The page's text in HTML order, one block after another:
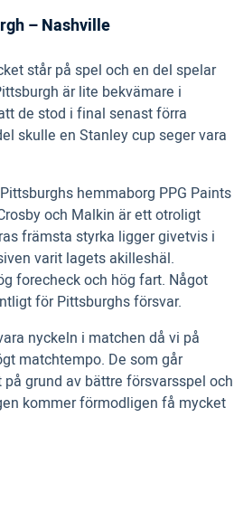
– Nashville
står på spel och en del spelar
är lite bekvämare i
de stod i final senast förra
skulle en Stanley cup seger vara
hemmaborg PPG Paints
och Malkin är ett otroligt
främsta styrka ligger givetvis i
varit lagets akilleshäl.
forecheck och hög fart. Något
för Pittsburghs försvar.
nyckeln i matchen då vi på
matchtempo. De som går
grund av bättre försvarsspel och
kommer förmodligen få mycket